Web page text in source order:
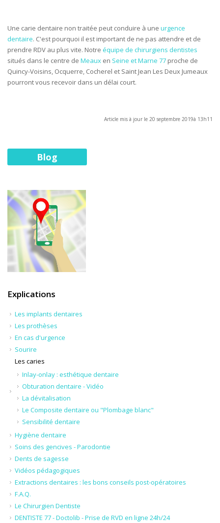
Une carie dentaire non traitée peut conduire à une urgence
dentaire. C'est pourquoi il est important de ne pas attendre et de
prendre RDV au plus vite. Notre équipe de chirurgiens dentistes
situés dans le centre de Meaux en Seine et Marne 77 proche de
Quincy-Voisins, Ocquerre, Cocherel et Saint Jean Les Deux Jumeaux
pourront vous recevoir dans un délai court.
Article mis à jour le 20 septembre 2019à 13h11
Blog
Explications
Les implants dentaires
Les prothèses
En cas d'urgence
Sourire
Les caries
Inlay-onlay : esthétique dentaire
Obturation dentaire - Vidéo
La dévitalisation
Le Composite dentaire ou "Plombage blanc"
Sensibilité dentaire
Hygiène dentaire
Soins des gencives - Parodontie
Dents de sagesse
Vidéos pédagogiques
Extractions dentaires : les bons conseils post-opératoires
F.A.Q.
Le Chirurgien Dentiste
DENTISTE 77 - Doctolib - Prise de RVD en ligne 24h/24